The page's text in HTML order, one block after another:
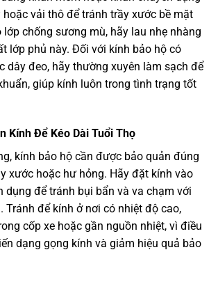
vải thô để tránh trầy xước bề mặt
lớp chống sương mù, hãy lau nhẹ nhàng
lớp phủ này. Đối với kính bảo hộ có
dây đeo, hãy thường xuyên làm sạch để
giúp kính luôn trong tình trạng tốt
Kính Để Kéo Dài Tuổi Thọ
kính bảo hộ cần được bảo quản đúng
xước hoặc hư hỏng. Hãy đặt kính vào
dụng để tránh bụi bẩn và va chạm với
Tránh để kính ở nơi có nhiệt độ cao,
cốp xe hoặc gần nguồn nhiệt, vì điều
dạng gọng kính và giảm hiệu quả bảo